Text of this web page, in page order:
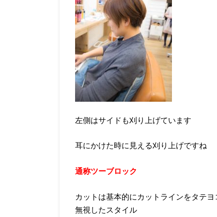
左側はサイドも刈り上げています
耳にかけた時に見える刈り上げですね
通称ツーブロック
カットは基本的にカットラインをタテ
無視したスタイル